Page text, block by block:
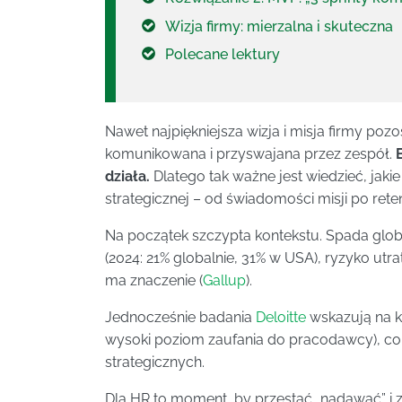
Wizja firmy: mierzalna i skuteczna
Polecane lektury
Nawet najpiękniejsza wizja i misja firmy
komunikowana i przyswajana przez zespół.
działa. Dlatego tak ważne jest wiedzieć,
strategicznej – od świadomości misji po
Na początek szczypta kontekstu. Spada
(2024: 21% globalnie, 31% w USA), ryzyko
ma znaczenie (Gallup).
Jednocześnie badania Deloitte wskazują na
wysoki poziom zaufania do pracodawcy),
strategicznych.